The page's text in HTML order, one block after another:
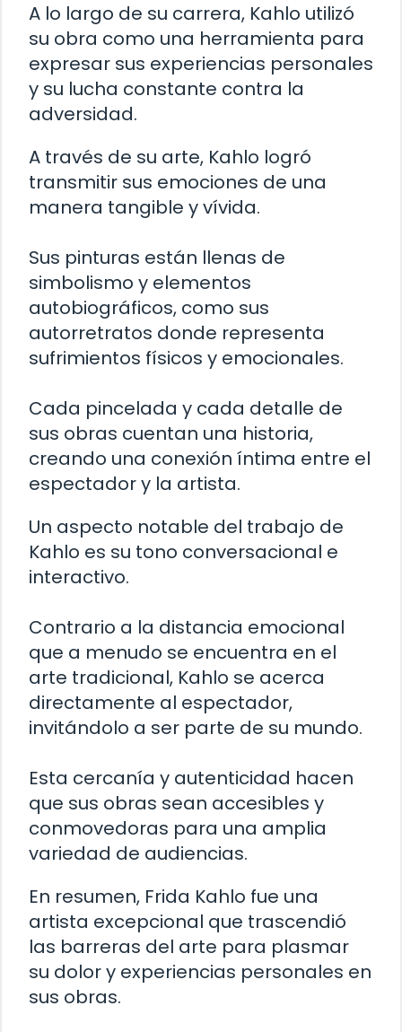
A lo largo de su carrera, Kahlo utilizó
su obra como una herramienta para
expresar sus experiencias personales
y su lucha constante contra la
adversidad.
A través de su arte, Kahlo logró
transmitir sus emociones de una
manera tangible y vívida.
Sus pinturas están llenas de
simbolismo y elementos
autobiográficos, como sus
autorretratos donde representa
sufrimientos físicos y emocionales.
Cada pincelada y cada detalle de
sus obras cuentan una historia,
creando una conexión íntima entre el
espectador y la artista.
Un aspecto notable del trabajo de
Kahlo es su tono conversacional e
interactivo.
Contrario a la distancia emocional
que a menudo se encuentra en el
arte tradicional, Kahlo se acerca
directamente al espectador,
invitándolo a ser parte de su mundo.
Esta cercanía y autenticidad hacen
que sus obras sean accesibles y
conmovedoras para una amplia
variedad de audiencias.
En resumen, Frida Kahlo fue una
artista excepcional que trascendió
las barreras del arte para plasmar
su dolor y experiencias personales en
sus obras.